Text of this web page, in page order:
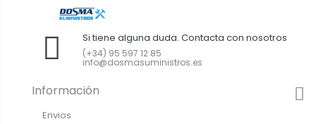
Si tiene alguna duda. Contacta con nosotros
(+34) 95 597 12 85
info@dosmasuministros.es
Información
Envios